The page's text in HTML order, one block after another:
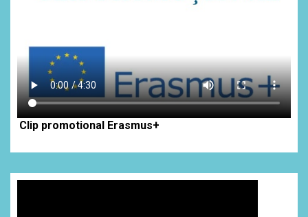
Clip promotional Erasmus+